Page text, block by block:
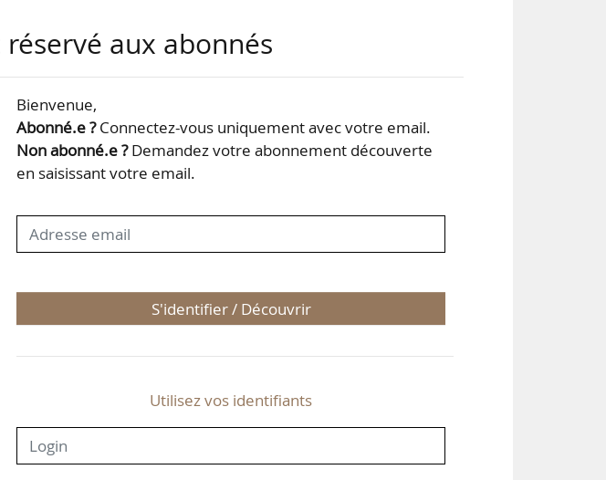
(+ 1,2 %, 117,1) et du sucre
céréales baissent pour le
aux abonnés
Bienvenue,
Abonné.e ?Connectez-vous uniquement avec votre email.
Non abonné.e ?Demandez votre abonnement découverte
en saisissant votre email.
S'identifier / Découvrir
Utilisez vos identifiants